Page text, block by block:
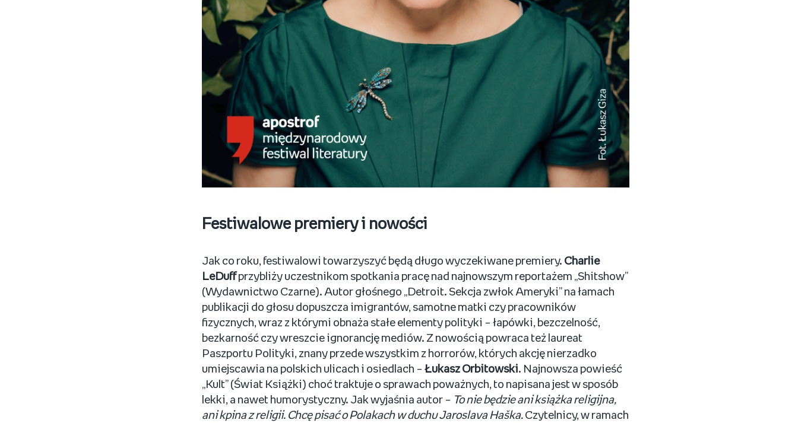
Festiwalowe premiery i nowości
Jak co roku, festiwalowi towarzyszyć będą długo wyczekiwane premiery. Charlie
LeDuffprzybliży uczestnikom spotkania pracę nad najnowszym reportażem „Shitshow”
(Wydawnictwo Czarne). Autor głośnego „Detroit. Sekcja zwłok Ameryki” na łamach
publikacji do głosu dopuszcza imigrantów, samotne matki czy pracowników
fizycznych, wraz z którymi obnaża stałe elementy polityki – łapówki, bezczelność,
bezkarność czy wreszcie ignorancję mediów. Z nowością powraca też laureat
Paszportu Polityki, znany przede wszystkim z horrorów, których akcję nierzadko
umiejscawia na polskich ulicach i osiedlach – Łukasz Orbitowski. Najnowsza powieść
„Kult” (Świat Książki) choć traktuje o sprawach poważnych, to napisana jest w sposób
lekki, a nawet humorystyczny. Jak wyjaśnia autor – To nie będzie ani książka religijna,
ani kpina z religii. Chcę pisać o Polakach w duchu Jaroslava Haška. Czytelnicy, w ramach